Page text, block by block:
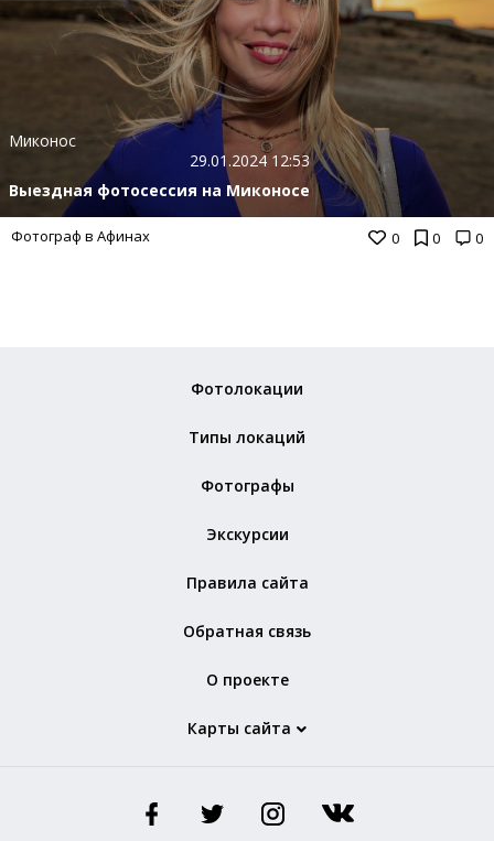
0 0 0
Миконос
29.01.2024 12:53
Выездная фотосессия на Миконосе
Фотограф в Афинах
Фотолокации
Типы локаций
Фотографы
Экскурсии
Правила сайта
Обратная связь
О проекте
Карты сайта